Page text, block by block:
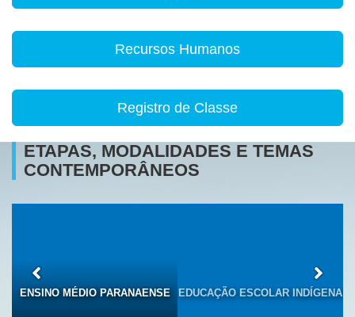
Recursos Humanos
Registro de Classe
ETAPAS, MODALIDADES E TEMAS
CONTEMPORÂNEOS
ENSINO MÉDIO PARANAENSE
EDUCAÇÃO ESCOLAR INDÍGENA